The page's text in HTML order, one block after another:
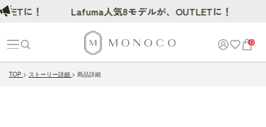
0
TOP ストーリー詳細 商品詳細
！ Lafuma人気8モデルが、OUTLETに！